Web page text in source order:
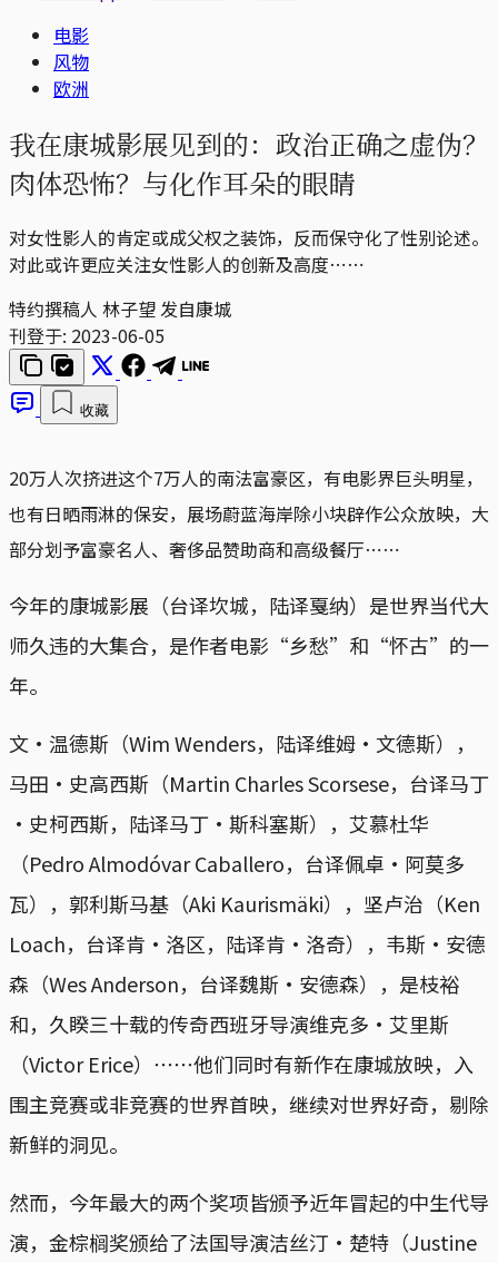
电影
风物
欧洲
我在康城影展见到的：政治正确之虚伪？
肉体恐怖？与化作耳朵的眼睛
对女性影人的肯定或成父权之装饰，反而保守化了性别论述。
对此或许更应关注女性影人的创新及高度⋯⋯
特约撰稿人 林子望 发自康城
刊登于: 2023-06-05
收藏
20万人次挤进这个7万人的南法富豪区，有电影界巨头明星，
也有日晒雨淋的保安，展场蔚蓝海岸除小块辟作公众放映，大
部分划予富豪名人、奢侈品赞助商和高级餐厅⋯⋯
今年的康城影展（台译坎城，陆译戛纳）是世界当代大
师久违的大集合，是作者电影“乡愁”和“怀古”的一
年。
文·温德斯（Wim Wenders，陆译维姆·文德斯），
马田·史高西斯（Martin Charles Scorsese，台译马丁
·史柯西斯，陆译马丁·斯科塞斯），艾慕杜华
（Pedro Almodóvar Caballero，台译佩卓·阿莫多
瓦），郭利斯马基（Aki Kaurismäki），坚卢治（Ken
Loach，台译肯·洛区，陆译肯·洛奇），韦斯·安德
森（Wes Anderson，台译魏斯·安德森），是枝裕
和，久睽三十载的传奇西班牙导演维克多·艾里斯
（Victor Erice）⋯⋯他们同时有新作在康城放映，入
围主竞赛或非竞赛的世界首映，继续对世界好奇，剔除
新鲜的洞见。
然而，今年最大的两个奖项皆颁予近年冒起的中生代导
演，金棕榈奖颁给了法国导演洁丝汀·楚特（Justine